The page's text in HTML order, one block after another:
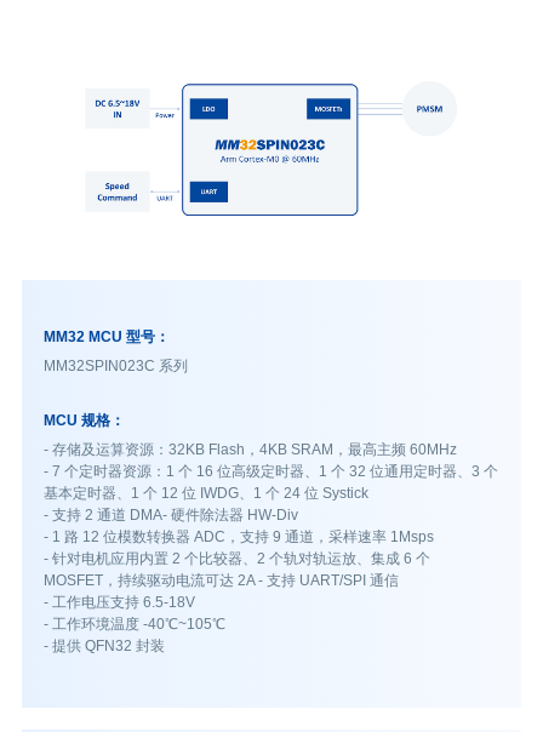
MM32 MCU 型号：
MM32SPIN023C 系列
MCU 规格：
- 存储及运算资源：32KB Flash，4KB SRAM，最高主频 60MHz
- 7 个定时器资源：1 个 16 位高级定时器、1 个 32 位通用定时器、3 个
基本定时器、1 个 12 位 IWDG、1 个 24 位 Systick
- 支持 2 通道 DMA- 硬件除法器 HW-Div
- 1 路 12 位模数转换器 ADC，支持 9 通道，采样速率 1Msps
- 针对电机应用内置 2 个比较器、2 个轨对轨运放、集成 6 个
MOSFET，持续驱动电流可达 2A - 支持 UART/SPI 通信
- 工作电压支持 6.5-18V
- 工作环境温度 -40℃~105℃
- 提供 QFN32 封装